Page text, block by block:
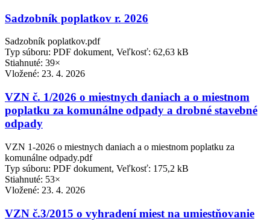
Sadzobník poplatkov r. 2026
Sadzobník poplatkov.pdf
Typ súboru: PDF dokument, Veľkosť: 62,63 kB
Stiahnuté: 39×
Vložené: 23. 4. 2026
VZN č. 1/2026 o miestnych daniach a o miestnom
poplatku za komunálne odpady a drobné stavebné
odpady
VZN 1-2026 o miestnych daniach a o miestnom poplatku za
komunálne odpady.pdf
Typ súboru: PDF dokument, Veľkosť: 175,2 kB
Stiahnuté: 53×
Vložené: 23. 4. 2026
VZN č.3/2015 o vyhradení miest na umiestňovanie